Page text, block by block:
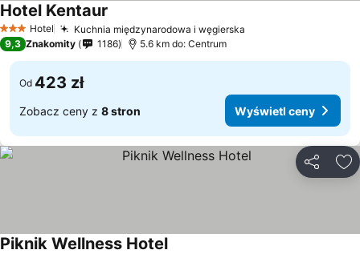
3 Kategoria
Hotel Kuchnia międzynarodowa i węgierska
Hotel Kentaur
9,3 Znakomity 1186 5.6 km do: Centrum
Od 423 zł
Zobacz ceny z 8 stron Wyświetl ceny
Piknik Wellness Hotel